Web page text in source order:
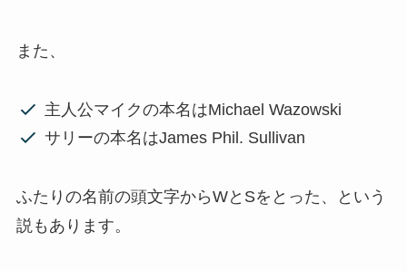
また、
主人公マイクの本名はMichael Wazowski
サリーの本名はJames Phil. Sullivan
ふたりの名前の頭文字からWとSをとった、という
説もあります。